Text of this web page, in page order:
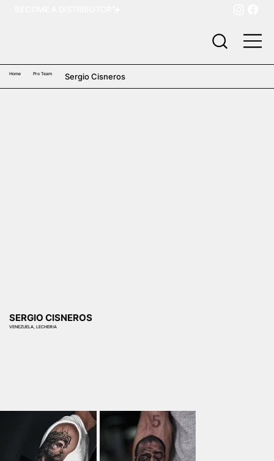
Home Pro Team Sergio Cisneros
SERGIO CISNEROS
VENEZUELA, LECHERIA